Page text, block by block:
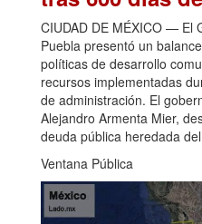
CIUDAD DE MÉXICO — El
Puebla presentó un
políticas de desarrollo
recursos implementadas
de administración. El
Alejandro Armenta Mier,
deuda pública heredada
Ventana Pública